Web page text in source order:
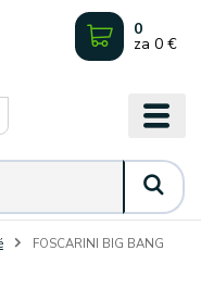
0
za 0 €
FOSCARINI BIG BANG